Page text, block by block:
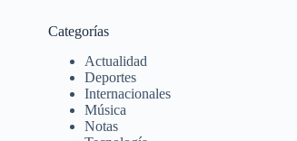
Categorías
Actualidad
Deportes
Internacionales
Música
Notas